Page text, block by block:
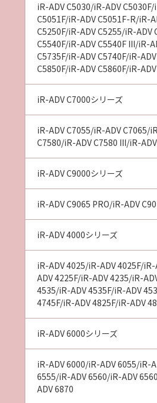
iR-ADV C5030/iR-ADV
C5051F/iR-ADV C5051F-R/iR-
C5250F/iR-ADV C5255/iR-ADV
C5540F/iR-ADV C5540F III/iR-
C5735F/iR-ADV C5740F/iR-
C5850F/iR-ADV C5860F/iR-
iR-ADV C7000シリーズ
iR-ADV C7055/iR-ADV C7065/
C7580/iR-ADV C7580 III/iR-
iR-ADV C9000シリーズ
iR-ADV C9065 PRO/iR-ADV
iR-ADV 4000シリーズ
iR-ADV 4025/iR-ADV 4025F/
ADV 4225F/iR-ADV 4235/iR-
4535/iR-ADV 4535F/iR-ADV
4745F/iR-ADV 4825F/iR-ADV
iR-ADV 6000シリーズ
iR-ADV 6000/iR-ADV 6055/iR-
6555/iR-ADV 6560/iR-ADV
ADV 6870